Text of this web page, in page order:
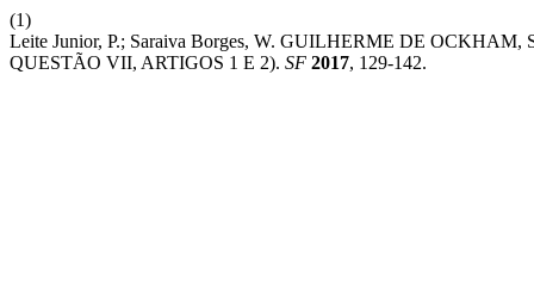
(1)
Leite Junior, P.; Saraiva Borges, W. GUILHERME DE
QUESTÃO VII, ARTIGOS 1 E 2). SF 2017, 129-142.